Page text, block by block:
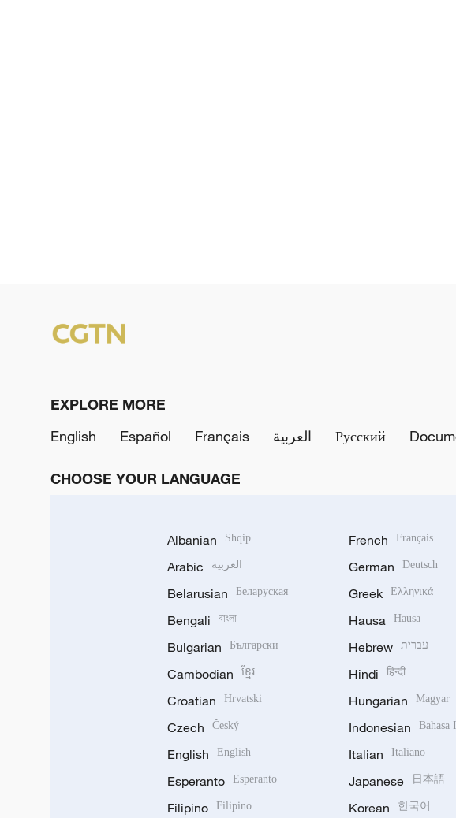
EXPLORE MORE
English
Español Français العربية Русский
CHOOSE YOUR LANGUAGE
Albanian Shqip
Arabic العربية
Belarusian Беларуская
Bengali বাংলা
Bulgarian Български
Cambodian ខ្មែរ
Croatian Hrvatski
Czech Český
English English
Esperanto Esperanto
Filipino Filipino
French Français
German Deutsch
Greek Ελληνικά
Hausa Hausa
Hebrew עברית
Hindi हिन्दी
Hungarian Magyar
Indonesian Bahasa
Italian Italiano
Japanese 日本語
Korean 한국어